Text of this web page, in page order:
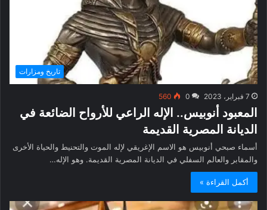
تاريخ ومزارات
7 فبراير، 2023 0
560
المعبود أنوبيس.. الإله الراعي للأرواح الضائعة في
الديانة المصرية القديمة
أسماء صبحي أنوبيس هو الاسم الإغريقي لإله الموت والتحنيط والحياة الأخرى
والمقابر والعالم السفلي في الديانة المصرية القديمة. وهو الإله…
أكمل القراءة »